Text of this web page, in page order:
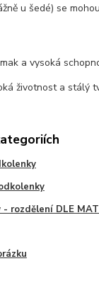
u šedé) se
a vysoká
životnost a stálý
- rozdělení DLE